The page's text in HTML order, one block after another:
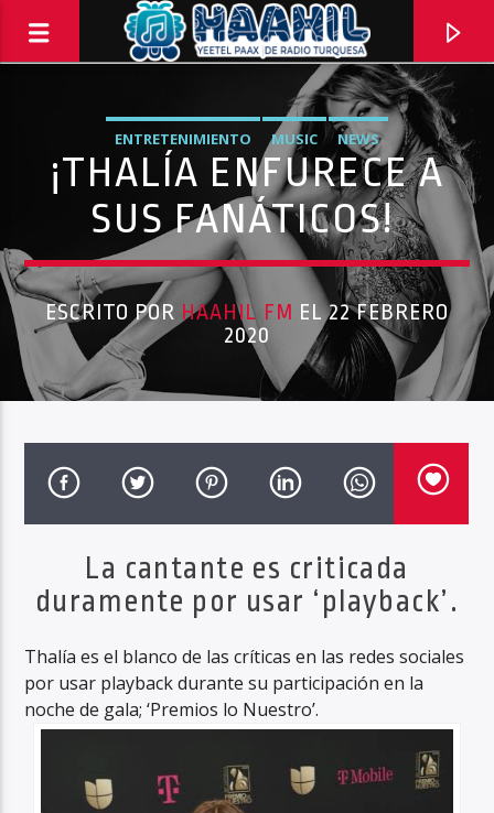
8:00 PM 10:00 PM
Haahil FM
ENTRETENIMIENTO MUSIC NEWS
¡THALÍA ENFURECE A
SUS FANÁTICOS!
ESCRITO POR HAAHIL FM EL 22 FEBRERO
2020
La cantante es criticada
duramente por usar ‘playback’.
Thalía es el blanco de las críticas en las redes sociales
por usar playback durante su participación en la
noche de gala; ‘Premios lo Nuestro’.